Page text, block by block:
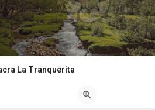
La Tranquerita
Camino a Puerto Patriada